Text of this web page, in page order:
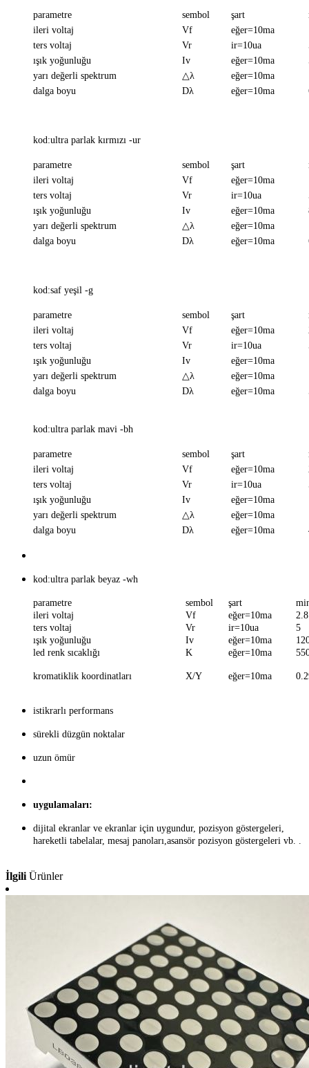
parametre sembol şart
ileri voltaj
Vf eğer=10ma
ters voltaj
Vr ir=10ua
ışık yoğunluğu
Iv eğer=10ma
yarı değerli spektrum
△λ
eğer=10ma
dalga boyu
Dλ eğer=10ma
kod:ultra parlak kırmızı -ur
parametre sembol şart
ileri voltaj
Vf eğer=10ma
ters voltaj
Vr ir=10ua
ışık yoğunluğu
Iv eğer=10ma
yarı değerli spektrum
△λ
eğer=10ma
dalga boyu
Dλ eğer=10ma
kod:saf yeşil -g
parametre sembol şart
ileri voltaj
Vf eğer=10ma
ters voltaj
Vr ir=10ua
ışık yoğunluğu
Iv eğer=10ma
yarı değerli spektrum
△λ
eğer=10ma
dalga boyu
Dλ eğer=10ma
kod:ultra parlak mavi -bh
parametre sembol şart
ileri voltaj
Vf eğer=10ma
ters voltaj
Vr ir=10ua
ışık yoğunluğu
Iv eğer=10ma
yarı değerli spektrum
△λ
eğer=10ma
dalga boyu
Dλ eğer=10ma
kod:ultra parlak beyaz -wh
parametre sembol şart
ileri voltaj
Vf eğer=10ma
2.8
ters voltaj
Vr ir=10ua
5
ışık yoğunluğu
Iv eğer=10ma
led renk sıcaklığı
K eğer=10ma
kromatiklik koordinatları X/Y eğer=10ma
istikrarlı performans
sürekli düzgün noktalar
uzun ömür
uygulamaları:
dijital ekranlar ve ekranlar için uygundur, pozisyon göstergeleri,
hareketli tabelalar, mesaj panoları,asansör pozisyon göstergeleri vb. .
İlgili Ürünler